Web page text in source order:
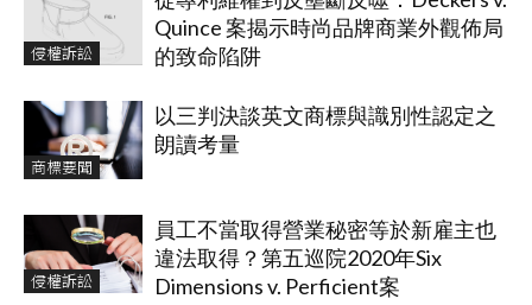
侵權訴訟
Quince 案揭示時尚品牌商業外觀佈局
的致命陷阱
商標要聞
以三判決談英文商標與識別性認定之
朗讀考量
侵權訴訟
員工不當取得營業秘密等於新雇主也
違法取得？第五巡院2020年Six
Dimensions v. Perficient案